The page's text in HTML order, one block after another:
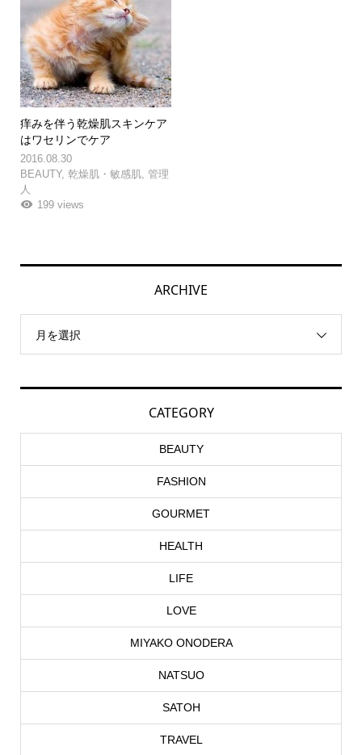
痒みを伴う乾燥肌スキンケア
はワセリンでケア
2016.08.30
BEAUTY, 乾燥肌・敏感肌, 管理
人
199 views
ARCHIVE
月を選択
CATEGORY
BEAUTY
FASHION
GOURMET
HEALTH
LIFE
LOVE
MIYAKO ONODERA
NATSUO
SATOH
TRAVEL